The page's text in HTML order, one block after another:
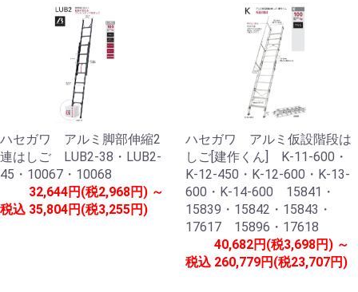
ハセガワ アルミ脚部伸縮2
連はしご LUB2-38・LUB2-
45・10067・10068
税込
32,644円(税2,968円) ～
35,804円(税3,255円)
ハセガワ アルミ仮設階段は
しご[建作くん] K-11-600・
K-12-450・K-12-600・K-13-
600・K-14-600 15841・
15839・15842・15843・
17617 15896・17618
税込
40,682円(税3,698円) ～
260,779円(税23,707円)